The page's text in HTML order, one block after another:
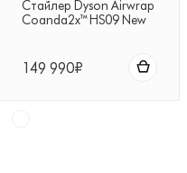
Стайлер Dyson Airwrap
Coanda2x™ HS09 New
Сливовый)
149 990₽